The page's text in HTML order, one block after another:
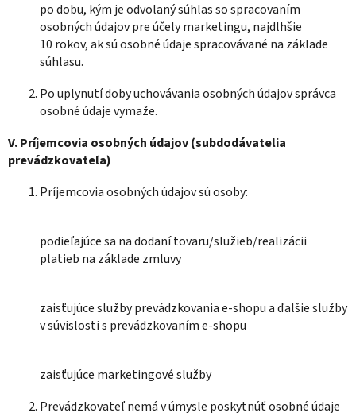
po dobu, kým je odvolaný súhlas so spracovaním
osobných údajov pre účely marketingu, najdlhšie
10 rokov, ak sú osobné údaje spracovávané na základe
súhlasu.
Po uplynutí doby uchovávania osobných údajov správca
osobné údaje vymaže.
V.Príjemcovia osobných údajov (subdodávatelia
prevádzkovateľa)
Príjemcovia osobných údajov sú osoby:
podieľajúce sa na dodaní tovaru/služieb/realizácii
platieb na základe zmluvy
zaisťujúce služby prevádzkovania e-shopu a ďalšie služby
v súvislosti s prevádzkovaním e-shopu
zaisťujúce marketingové služby
Prevádzkovateľ nemá v úmysle poskytnúť osobné údaje